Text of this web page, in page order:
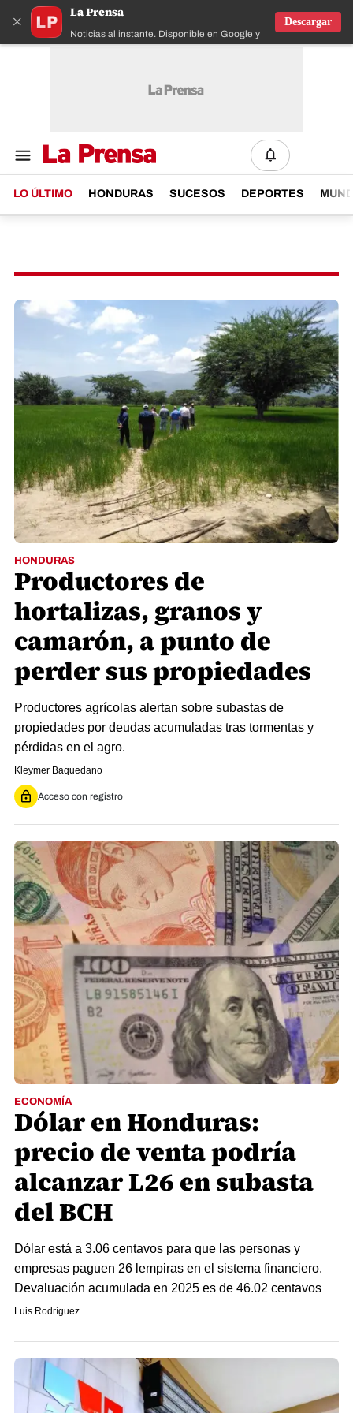
×
La Prensa
Noticias al instante. Disponible en Google y IOS
Descargar
LO ÚLTIMO HONDURAS SUCESOS DEPORTES
HONDURAS
Productores de
hortalizas, granos y
camarón, a punto de
perder sus propiedades
Productores agrícolas alertan sobre subastas de
propiedades por deudas acumuladas tras tormentas y
pérdidas en el agro.
Kleymer Baquedano
Acceso con registro
ECONOMÍA
Dólar en Honduras:
precio de venta podría
alcanzar L26 en subasta
del BCH
Dólar está a 3.06 centavos para que las personas y
empresas paguen 26 lempiras en el sistema financiero.
Devaluación acumulada en 2025 es de 46.02 centavos
Luis Rodríguez